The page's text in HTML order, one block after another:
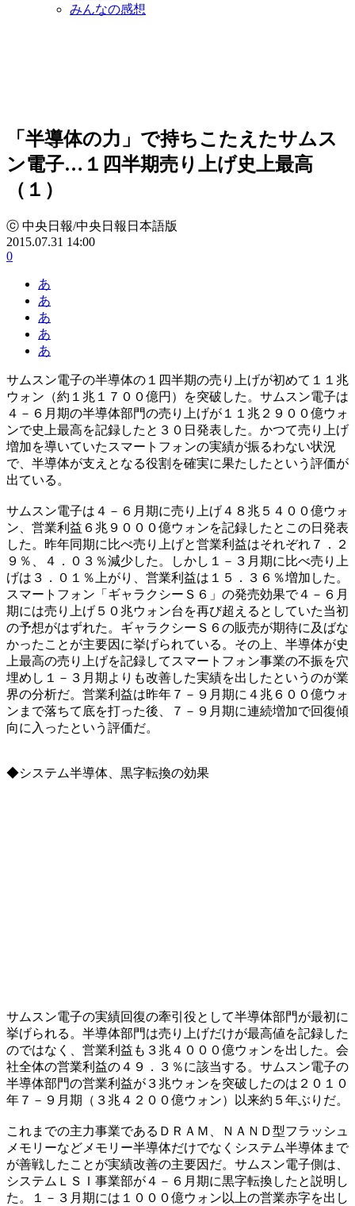
みんなの感想
「半導体の力」で持ちこたえたサムス
ン電子…１四半期売り上げ史上最高
（１）
ⓒ 中央日報/中央日報日本語版
2015.07.31 14:00
0
あ
あ
あ
あ
あ
サムスン電子の半導体の１四半期の売り上げが初めて１１兆
ウォン（約１兆１７００億円）を突破した。サムスン電子は
４－６月期の半導体部門の売り上げが１１兆２９００億ウォ
ンで史上最高を記録したと３０日発表した。かつて売り上げ
増加を導いていたスマートフォンの実績が振るわない状況
で、半導体が支えとなる役割を確実に果たしたという評価が
出ている。
サムスン電子は４－６月期に売り上げ４８兆５４００億ウォ
ン、営業利益６兆９０００億ウォンを記録したとこの日発表
した。昨年同期に比べ売り上げと営業利益はそれぞれ７．２
９％、４．０３％減少した。しかし１－３月期に比べ売り上
げは３．０１％上がり、営業利益は１５．３６％増加した。
スマートフォン「ギャラクシーＳ６」の発売効果で４－６月
期には売り上げ５０兆ウォン台を再び超えるとしていた当初
の予想がはずれた。ギャラクシーＳ６の販売が期待に及ばな
かったことが主要因に挙げられている。その上、半導体が史
上最高の売り上げを記録してスマートフォン事業の不振を穴
埋めし１－３月期よりも改善した実績を出したというのが業
界の分析だ。営業利益は昨年７－９月期に４兆６００億ウォ
ンまで落ちて底を打った後、７－９月期に連続増加で回復傾
向に入ったという評価だ。
◆システム半導体、黒字転換の効果
サムスン電子の実績回復の牽引役として半導体部門が最初に
挙げられる。半導体部門は売り上げだけが最高値を記録した
のではなく、営業利益も３兆４０００億ウォンを出した。会
社全体の営業利益の４９．３％に該当する。サムスン電子の
半導体部門の営業利益が３兆ウォンを突破したのは２０１０
年７－９月期（３兆４２００億ウォン）以来約５年ぶりだ。
これまでの主力事業であるＤＲＡＭ、ＮＡＮＤ型フラッシュ
メモリーなどメモリー半導体だけでなくシステム半導体まで
が善戦したことが実績改善の主要因だ。サムスン電子側は、
システムＬＳＩ事業部が４－６月期に黒字転換したと説明し
た。１－３月期には１０００億ウォン以上の営業赤字を出し